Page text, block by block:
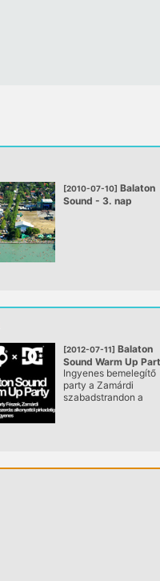
[2010-07-10] Balaton
Sound - 3. nap
[2012-07-11] Balaton
Sound Warm Up
Zamárdi
Ingyenes bemelegítő
party a Zamárdi
szabadstrandon a